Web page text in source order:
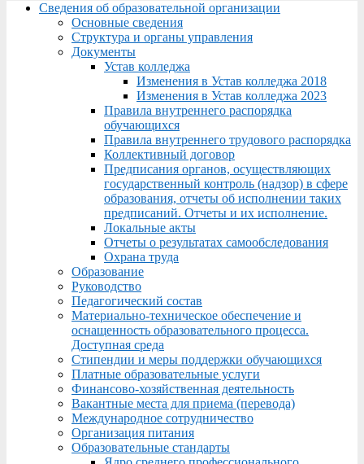
Menu
Сведения об образовательной организации
Основные сведения
Структура и органы управления
Документы
Устав колледжа
Изменения в Устав колледжа 2018
Изменения в Устав колледжа 2023
Правила внутреннего распорядка
обучающихся
Правила внутреннего трудового распорядка
Коллективный договор
Предписания органов, осуществляющих
государственный контроль (надзор) в сфере
образования, отчеты об исполнении таких
предписаний. Отчеты и их исполнение.
Локальные акты
Отчеты о результатах самообследования
Охрана труда
Образование
Руководство
Педагогический состав
Материально-техническое обеспечение и
оснащенность образовательного процесса.
Доступная среда
Стипендии и меры поддержки обучающихся
Платные образовательные услуги
Финансово-хозяйственная деятельность
Вакантные места для приема (перевода)
Международное сотрудничество
Организация питания
Образовательные стандарты